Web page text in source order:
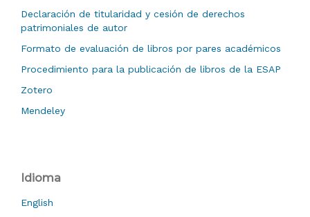
Declaración de titularidad y cesión de derechos
patrimoniales de autor
Formato de evaluación de libros por pares académicos
Procedimiento para la publicación de libros de la ESAP
Zotero
Mendeley
Idioma
English